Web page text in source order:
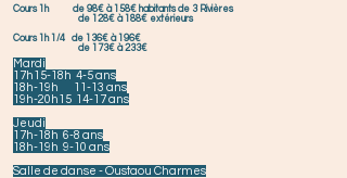
Cours 1h de 98€ à 158€ habitants de 3 Rivières
de 128€ à 188€ extérieurs
Cours 1h 1/4 de 136€ à 196€
de 173€ à 233€
Mardi
17h15-18h 4-5 ans
18h-19h 11-13 ans
19h-20h15 14-17 ans
Jeudi
17h-18h 6-8 ans
18h-19h 9-10 ans
​Salle de danse - Oustaou Charmes